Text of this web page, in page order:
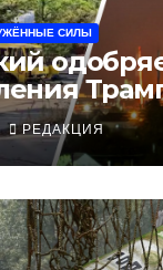
СИЛЫ
РЕДАКЦИЯ